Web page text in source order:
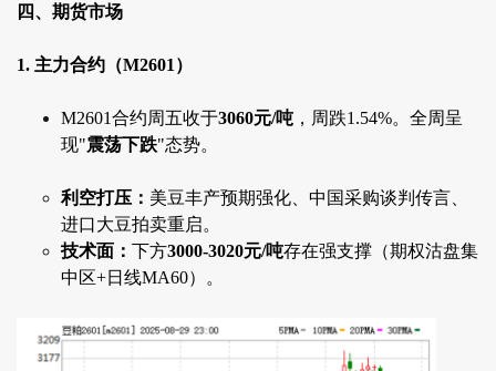
四、期货市场
1. 主力合约（M2601）
M2601合约周五收于3060元/吨 ，周跌1.54%。全周呈
现"震荡下跌"态势。
利空打压： 美豆丰产预期强化、中国采购谈判传言、
进口大豆拍卖重启。
技术面： 下方3000-3020元/吨存在强支撑（期权沽盘集
中区+日线MA60）。